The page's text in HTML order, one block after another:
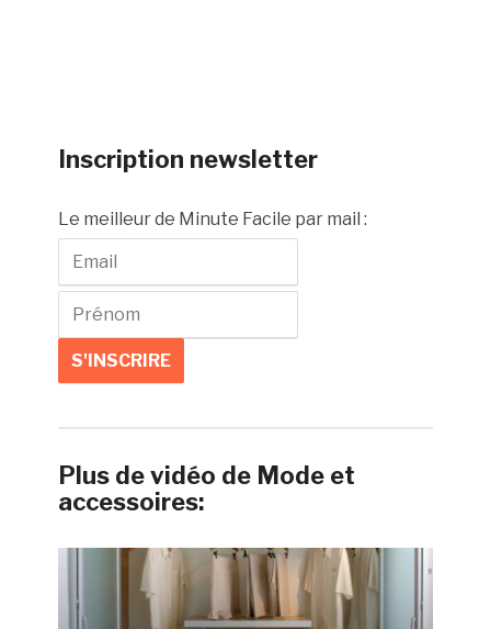
Inscription newsletter
Le meilleur de Minute Facile par mail :
Plus de vidéo de Mode et
accessoires: